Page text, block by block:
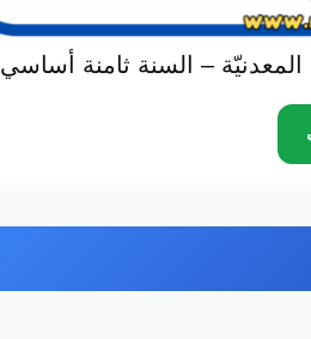
– السنة ثامنة أساسي